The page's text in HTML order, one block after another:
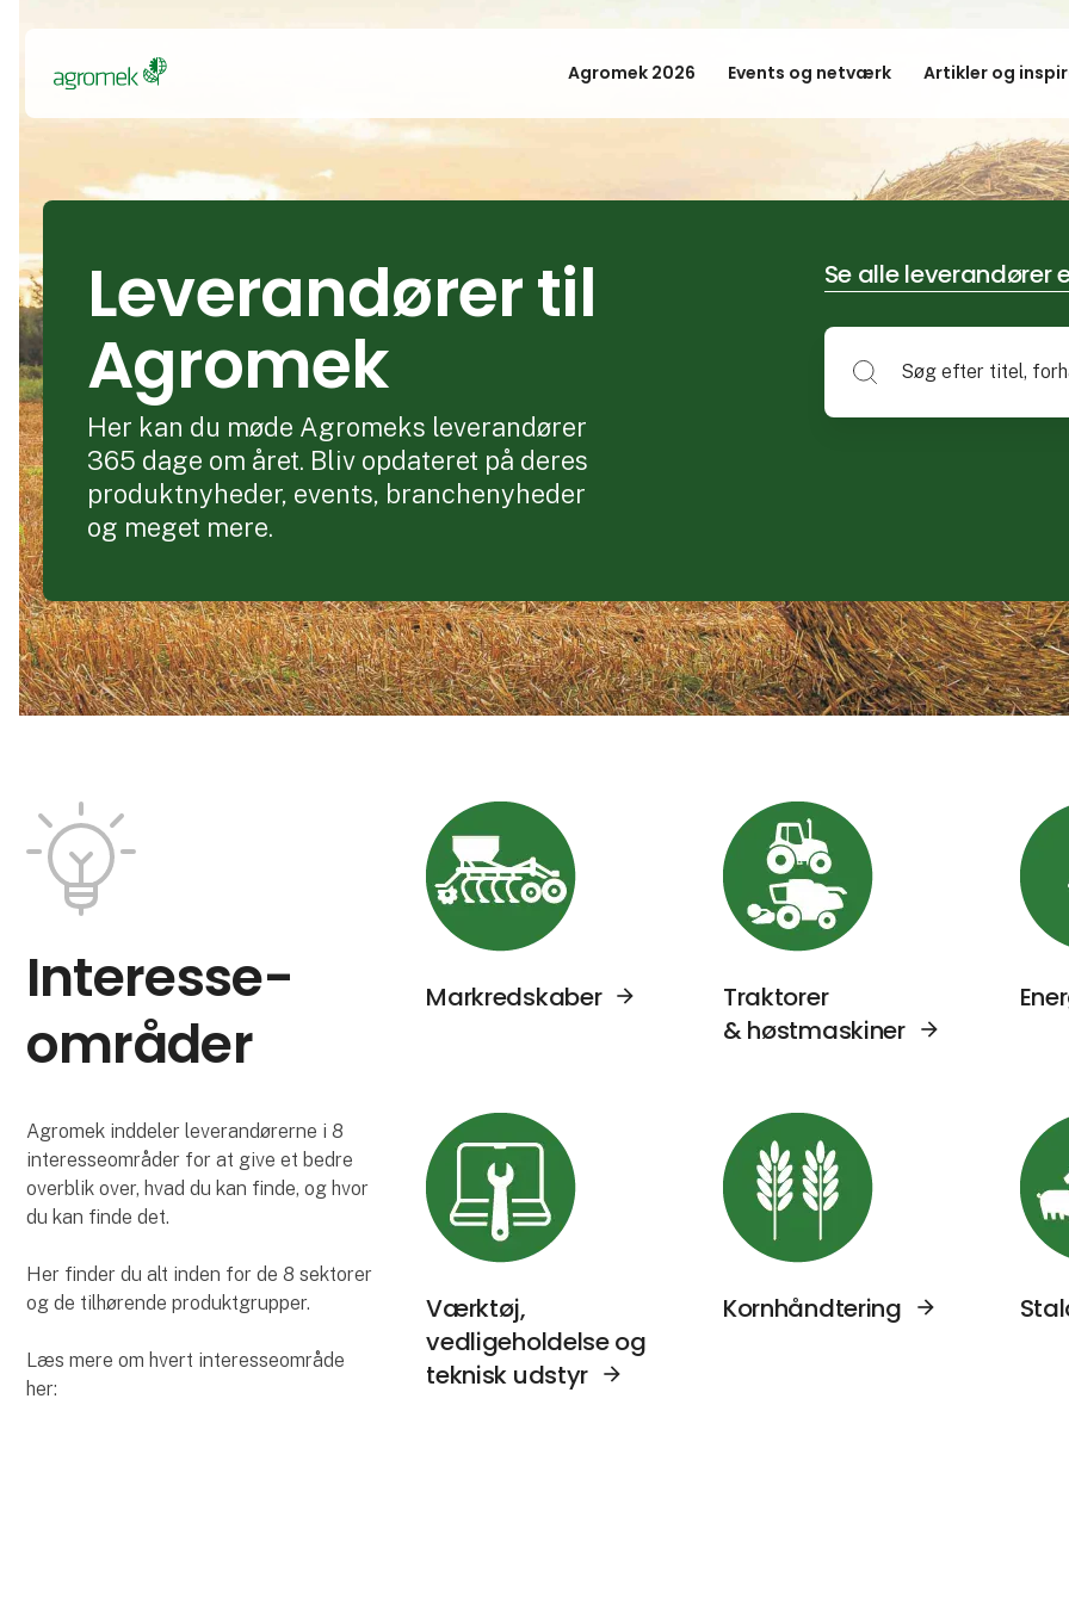
Agromek 2026 Events og netværk Artikler og
Leverandører til
Agromek
Her kan du møde Agromeks leverandører
365 dage om året. Bliv opdateret på deres
produktnyheder, events, branchenyheder
og meget mere.
Se alle leverandører
Interesse­
områder
Agromek inddeler leverandørerne i 8
interesseområder for at give et bedre
overblik over, hvad du kan finde, og hvor
du kan finde det.
Her finder du alt inden for de 8 sektorer
og de tilhørende produktgrupper.
Læs mere om hvert interesseområde
her:
Markredskaber
Se Agromek udstillere sektor: Markredskaber
Traktorer
& høstmaskiner
Se Agromek
Værktøj,
vedligeholdelse og
teknisk udstyr
Se Agromek udstillere sektor: Værktøj, vedligeholdelse
Kornhåndtering
Se Agromek